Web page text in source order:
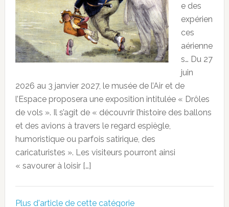
e des
expérien
ces
aérienne
s… Du 27
juin
2026 au 3 janvier 2027, le musée de l’Air et de
l’Espace proposera une exposition intitulée « Drôles
de vols ». Il s’agit de « découvrir l’histoire des ballons
et des avions à travers le regard espiègle,
humoristique ou parfois satirique, des
caricaturistes ». Les visiteurs pourront ainsi
« savourer à loisir […]
Plus d'article de cette catégorie